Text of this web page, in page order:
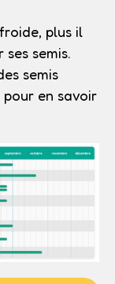
plus il
semis.
semis
pour en savoir